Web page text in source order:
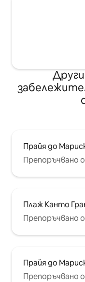
Прайя до
Препоръчвано
Плаж Кантo
Препоръчвано
Прайя до
Препоръчвано